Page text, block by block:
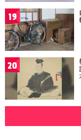
19
20